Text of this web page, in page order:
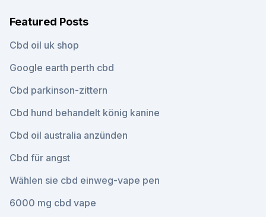
Featured Posts
Cbd oil uk shop
Google earth perth cbd
Cbd parkinson-zittern
Cbd hund behandelt könig kanine
Cbd oil australia anzünden
Cbd für angst
Wählen sie cbd einweg-vape pen
6000 mg cbd vape